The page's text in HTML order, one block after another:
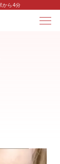
から4分